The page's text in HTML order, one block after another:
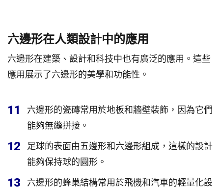
六邊形在人類設計中的應用
六邊形在建築、設計和科技中也有廣泛的應用。這些
應用展示了六邊形的美學和功能性。
11
六邊形的瓷磚常用於地板和牆壁裝飾，因為它們
能夠無縫拼接。
12
足球的表面由五邊形和六邊形組成，這樣的設計
能夠保持球的圓形。
13
六邊形的蜂巢結構常用於飛機和汽車的輕量化設